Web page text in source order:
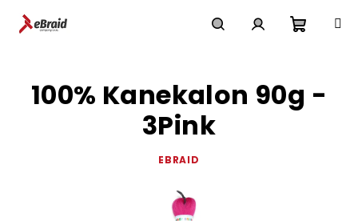
košík
100% Kanekalon 90g -
3Pink
EBRAID